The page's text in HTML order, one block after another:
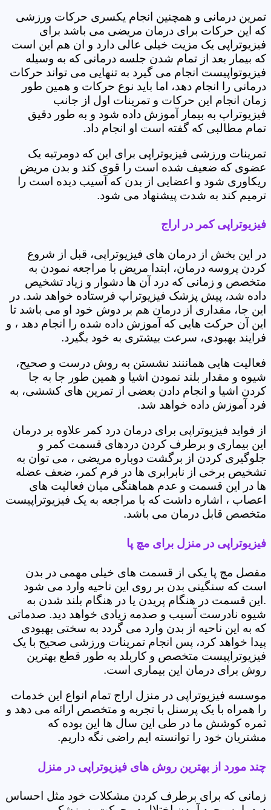
تمرین درمانی و همچنین انجام یکسری حرکات ورزشی
که این حرکات برای درمان مریضی می باشد برای
فیزیوتراپی یک مزیت خیلی عالی دارد و ان هم این است
که بیمار بعد از تمام شدن جلسه درمانی که به وسیله
فیزیوتواپیست انجام می گیرد به تنهایی می تواند حرکات
درمانی را انجام دهد، اما باید نوع حرکات و همین طور
زمان انجام این حرکات و تمرینات اول از جانب
فیزیوتراپ به بیمار آموزش داده شود و به طور دقیق
تمام مطالبی که گفته است او انجام داد.
تمرینات ورزشی فیزیوتراپی برای این که دومرتبه یک
عضوی که ضعیف شده است را قوی کند و بدن مریض
ریکاوری شود و اعضایی از بدن که آسیب دیده است را
ترمیم کند به شدت پیشنهاد می شود.
فیزیوتراپی کمر در اراج
در این بخش از درمان های فیزیوتراپی، قبل از شروع
کردن پروسه درمان، ابتدا مریض با مراجعه نمودن به
متخصص و زمانی که درد آن ها دشوار و زیاد تشخیص
داده شد، پیش پزشک فیزیوتراپ فرستاده خواهد شد. در
این جا، مقداری از درمان هم بر دوش خود او می باشد تا
این آن حرکت هایی که آموزش داده شده را انجام دهد ، و
فرایند بهبودی، سرعت بیشتری به خود بگیرد.
فعالیت هایی هماننند نشستن به روش درست و صحیح،
شیوه و مقدار بلند نمودن اشیا و همین طور جا به جا
کردن اشیا و انجام دادن بعضی از تمرین های کششی، به
فرد آموزش داده خواهد شد.
از فواید فیزیوتراپی برای درمان درد کمر علاوه بر درمان
این بیماری و برطرف کردن دردهای قسمت کمر و
جلوگیری کردن از برگشت دوباره مریضی ، می توان به
تشخیص برخی از نابرابری ها در فرم کمر، ضعف عضله
ها در این قسمت و عدم هماهنگی میان فعالیت های
اعصاب ، اشاره داشت که با مراجعه به یک فیزیوتراپیست
متخصص قابل درمان می باشد.
فیزیوتراپی در منزل برای مچ پا
مفصل مچ پا یکی از قسمت های خیلی مهمی در بدن
است که سنگینی بدن بر روی این ناحیه وارد می شود
.این قسمت در هنگام پریدن یا در هنگام بلند شدن به
شیوه نادرست آسیب و صدمه زیادی خواهد دید. صدماتی
که به این ناحیه از بدن وارد می گردد به سختی بهبودی
پیدا خواهد کرد، پس انجام تمرینات ورزشی صحیح با یک
فیزیوتراپیست متخصص و کاربلد به طور قطع بهترین
روش برای درمان این بیماری است.
موسسه فیزیوتراپی در منزل اراج تمام انواع این خدمات
را همراه با یک پرسنل با تجربه و متخصص ارائه می دهد و
ثمره کوشش ما در طی این سال ها این بوده که
مشتریان خود را توانسته ایم راضی نگه داریم.
چند مورد از بهترین روش های فیزیوتراپی در منزل
زمانی که برای برطرف کردن مشکلات خود مثل احساس